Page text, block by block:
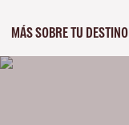
MÁS SOBRE TU DESTINO